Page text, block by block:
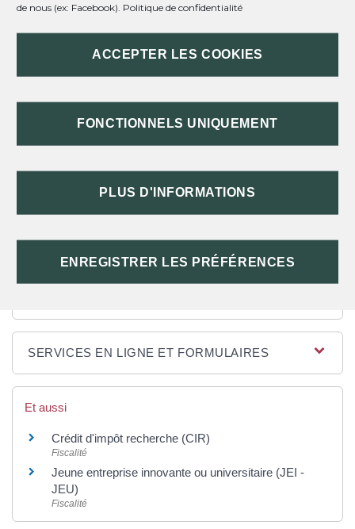
de nous (ex: Facebook). Politique de confidentialité
ACCEPTER LES COOKIES
FONCTIONNELS UNIQUEMENT
PLUS D'INFORMATIONS
ENREGISTRER LES PRÉFÉRENCES
EN FAVEUR DE LA RECHERCHE
COLLABORATIVE ?
QUEL EST LE MONTANT DU CRÉDIT
D'IMPÔT EN FAVEUR DE LA
SERVICES EN LIGNE ET FORMULAIRES
Et aussi
Crédit d'impôt recherche (CIR)
Fiscalité
Jeune entreprise innovante ou universitaire (JEI -
JEU)
Fiscalité